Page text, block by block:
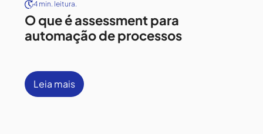
4 min. leitura.
O que é assessment para
automação de processos
Leia mais